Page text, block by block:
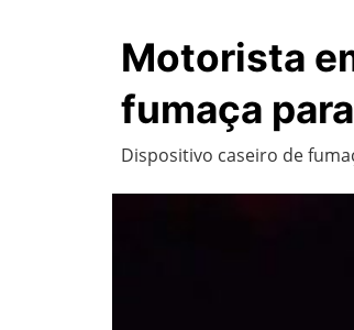
Motorista
fumaça
Dispositivo caseiro de